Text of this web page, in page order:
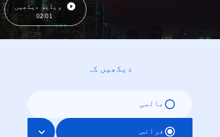
ویڈیو دیکھیں
02:01
دیکھیں کہ
عالمی
فرانس